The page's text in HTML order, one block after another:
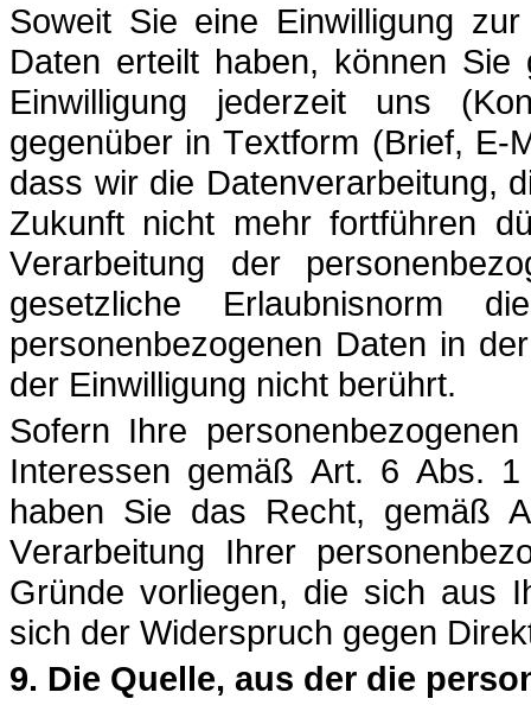
Soweit Sie eine Einwilligung
Daten erteilt haben, können
Einwilligung jederzeit uns
gegenüber in Textform (Brief, E-
dass wir die Datenverarbeitung,
Zukunft nicht mehr fortführen
Verarbeitung der
gesetzliche Erlaubnisnorm
personenbezogenen Daten in
der Einwilligung nicht berührt.
Sofern Ihre
Interessen gemäß Art. 6 Abs.
haben Sie das Recht, gemäß
Verarbeitung Ihrer
Gründe vorliegen, die sich aus
sich der Widerspruch gegen
9. Die Quelle, aus der die